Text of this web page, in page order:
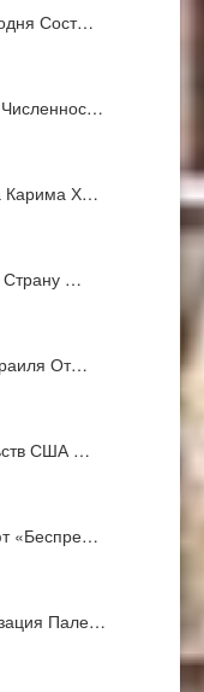
Сост…
Карима Х…
Страну …
От…
США …
«беспре…
Пале…